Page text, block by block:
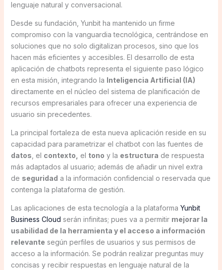
lenguaje natural y conversacional.
Desde su fundación, Yunbit ha mantenido un firme
compromiso con la vanguardia tecnológica, centrándose en
soluciones que no solo digitalizan procesos, sino que los
hacen más eficientes y accesibles. El desarrollo de esta
aplicación de chatbots representa el siguiente paso lógico
en esta misión, integrando la Inteligencia Artificial (IA)
directamente en el núcleo del sistema de planificación de
recursos empresariales para ofrecer una experiencia de
usuario sin precedentes.
La principal fortaleza de esta nueva aplicación reside en su
capacidad para parametrizar el chatbot con las fuentes de
datos , el contexto, el tono y la estructura de respuesta
más adaptados al usuario; además de añadir un nivel extra
de seguridad a la información confidencial o reservada que
contenga la plataforma de gestión.
Las aplicaciones de esta tecnología a la plataforma Yunbit
Business Cloud serán infinitas; pues va a permitir mejorar la
usabilidad de la herramienta y el acceso a información
relevante según perfiles de usuarios y sus permisos de
acceso a la información. Se podrán realizar preguntas muy
concisas y recibir respuestas en lenguaje natural de la